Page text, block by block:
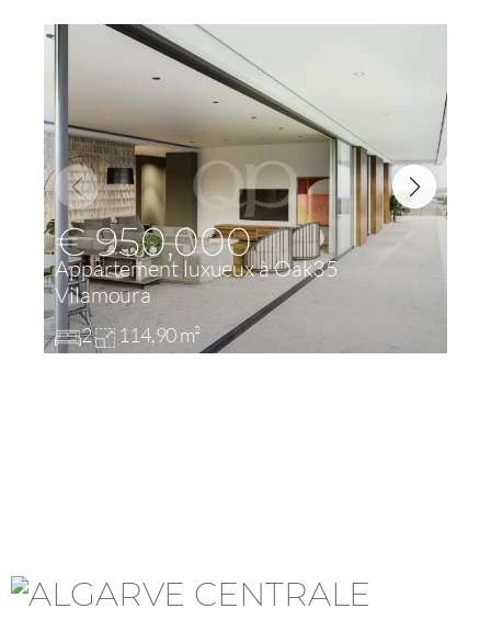
€ 950,000
Appartement luxueux à Oak35
Vilamoura
2 114,90 m²